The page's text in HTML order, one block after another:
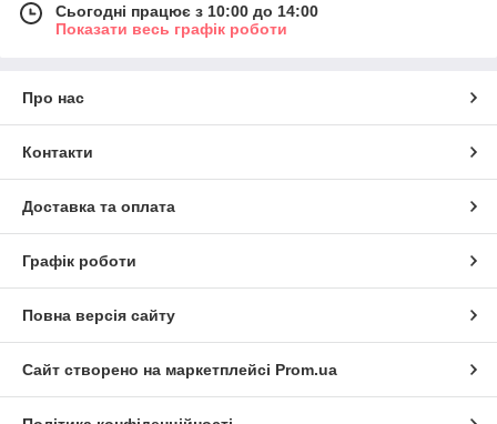
Сьогодні працює з 10:00 до 14:00
Показати весь графік роботи
Про нас
Контакти
Доставка та оплата
Графік роботи
Повна версія сайту
Сайт створено на маркетплейсі Prom.ua